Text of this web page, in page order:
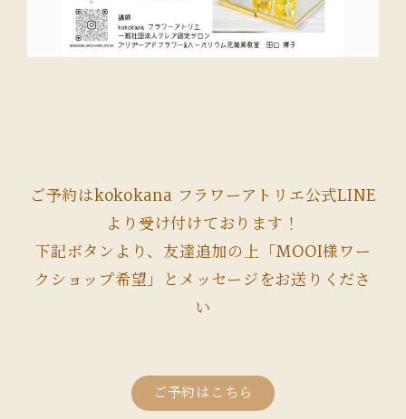
ご予約はkokokana フラワーアトリエ公式LINE
より受け付けております！
下記ボタンより、友達追加の上「MOOI様ワー
クショップ希望」とメッセージをお送りくださ
い
ご予約はこちら